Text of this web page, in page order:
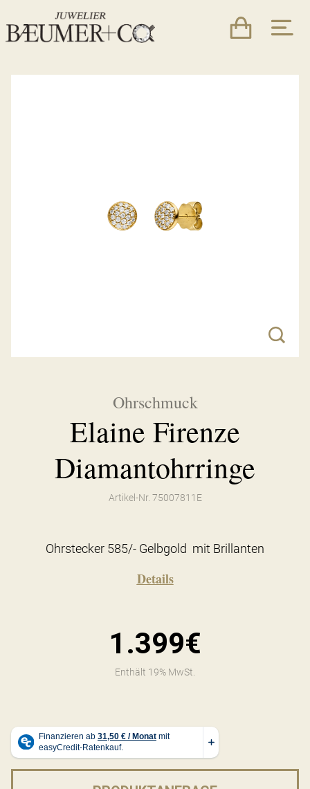
Ohrschmuck
Elaine Firenze
Diamantohrringe
Artikel-Nr. 75007811E
Ohrstecker 585/- Gelbgold mit Brillanten
Details
1.399€
Enthält 19% MwSt.